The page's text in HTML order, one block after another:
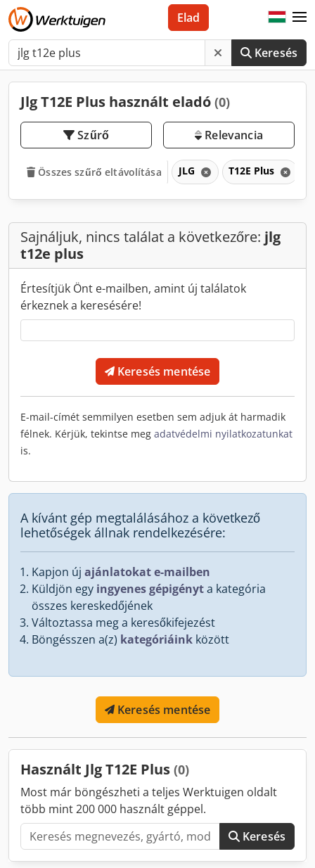
Keresés
Elad
Jlg T12E Plus használt eladó (0)
Szűrő Relevancia
Összes szűrő eltávolítása JLG T12E Plus
Sajnáljuk, nincs találat a következőre: jlg
t12e plus
Értesítjük Önt e-mailben, amint új találatok
érkeznek a keresésére!
Keresés mentése
E-mail-címét semmilyen esetben sem adjuk át harmadik
félnek. Kérjük, tekintse meg adatvédelmi nyilatkozatunkat
is.
A kívánt gép megtalálásához a következő
lehetőségek állnak rendelkezésére:
Kapjon új ajánlatokat e-mailben
Küldjön egy ingyenes gépigényta kategória
összes kereskedőjének
Változtassa meg a keresőkifejezést
Böngésszen a(z) kategóriáink között
Keresés mentése
Használt Jlg T12E Plus (0)
Most már böngészheti a teljes Werktuigen oldalt
több mint 200 000 használt géppel.
Keresés